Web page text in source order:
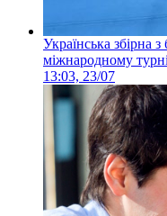
Українська збірна
міжнародному
13:03, 23/07